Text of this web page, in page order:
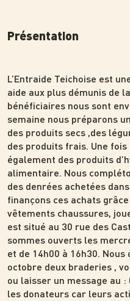
Présentation
L’Entraide Teichoise est
aide aux plus démunis de
bénéficiaires nous sont
semaine nous préparons
des produits secs ,des
des produits frais. Une
également des produits
alimentaire. Nous
des denrées achetées
finançons ces achats
vêtements chaussures,
est situé au 30 rue des
sommes ouverts les
et de 14h00 à 16h30.
octobre deux braderies ,
ou laisser un message au
les donateurs car leurs